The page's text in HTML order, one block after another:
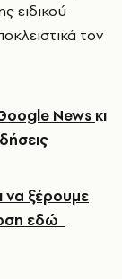
ειδικού
τον
News κι
να ξέρουμε
εδώ